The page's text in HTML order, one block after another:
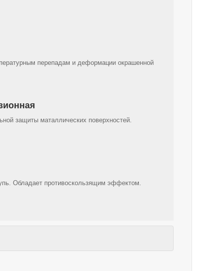
перепадам и деформации окрашенной
защиты маталлических поверхностей.
Обладает противоскользящим эффектом.